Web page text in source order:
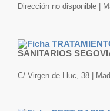
Dirección no disponible |
SANITARIOS
C/ Virgen de Lluc, 38 |